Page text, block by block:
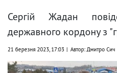
Сергій Жадан
державного кордону з
21 березня 2023, 17:03 Автор: Дмитро Сич